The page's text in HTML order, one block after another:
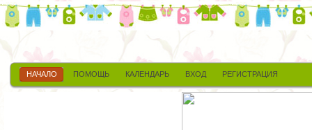
НАЧАЛО ПОМОЩЬ КАЛЕНДАРЬ ВХОД РЕГИСТРАЦИЯ